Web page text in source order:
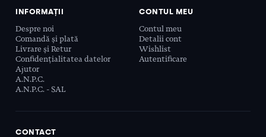
INFORMAȚII
Despre noi
Comandă și plată
Livrare și Retur
Confidențialitatea datelor
Ajutor
A.N.P.C.
A.N.P.C. - SAL
CONTUL MEU
Contul meu
Detalii cont
Wishlist
Autentificare
CONTACT